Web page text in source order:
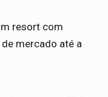
resort com
mercado até a